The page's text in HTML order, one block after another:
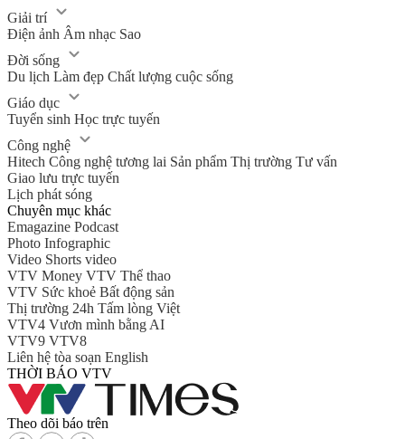
Giải trí
Điện ảnh Âm nhạc Sao
Đời sống
Du lịch Làm đẹp Chất lượng cuộc sống
Giáo dục
Tuyển sinh Học trực tuyến
Công nghệ
Hitech Công nghệ tương lai Sản phẩm Thị trường Tư vấn
Giao lưu trực tuyến
Lịch phát sóng
Chuyên mục khác
Emagazine Podcast
Photo Infographic
Video Shorts video
VTV Money VTV Thể thao
VTV Sức khoẻ Bất động sản
Thị trường 24h Tấm lòng Việt
VTV4 Vươn mình bằng AI
VTV9 VTV8
Liên hệ tòa soạn English
THỜI BÁO VTV
Theo dõi báo trên